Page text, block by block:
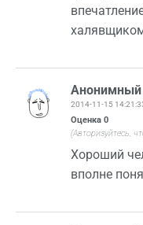
Анонимный
2014-11-15
Оценка 0
(Авторизуйтесь,
Хороший
вполне